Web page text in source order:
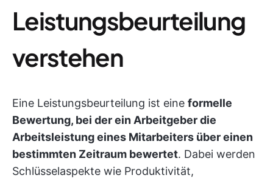
Leistungsbeurteilung
verstehen
Eine Leistungsbeurteilung ist eine formelle
Bewertung, bei der ein Arbeitgeber die
Arbeitsleistung eines Mitarbeiters über einen
bestimmten Zeitraum bewertet. Dabei werden
Schlüsselaspekte wie Produktivität,